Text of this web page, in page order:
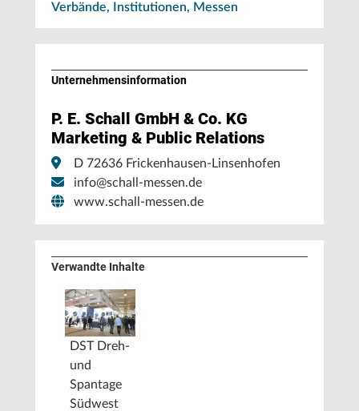
Verbände, Institutionen, Messen
Unternehmens­information
P. E. Schall GmbH & Co. KG
Marketing & Public Relations
D 72636 Frickenhausen-Linsenhofen
info@schall-messen.de
www.schall-messen.de
Verwandte Inhalte
DST Dreh-
und
Spantage
Südwest